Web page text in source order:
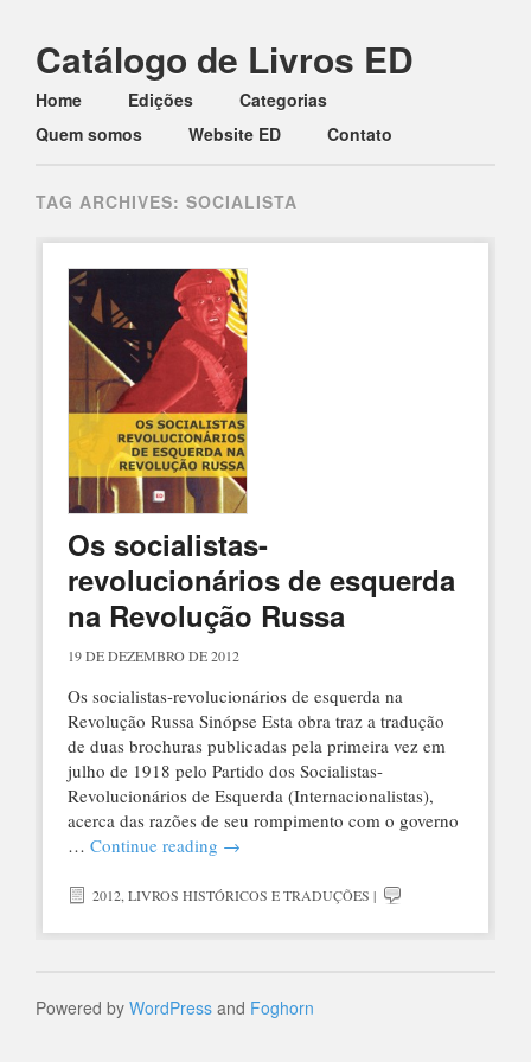
Catálogo de Livros ED
Main menu
Skip to content
Home Edições
Categorias
Quem somos
Website ED Contato
TAG ARCHIVES: SOCIALISTA
Os socialistas-
revolucionários de esquerda
na Revolução Russa
19 DE DEZEMBRO DE 2012
Os socialistas-revolucionários de esquerda na
Revolução Russa Sinópse Esta obra traz a tradução
de duas brochuras publicadas pela primeira vez em
julho de 1918 pelo Partido dos Socialistas-
Revolucionários de Esquerda (Internacionalistas),
acerca das razões de seu rompimento com o governo
… Continue reading →
2012,LIVROS HISTÓRICOS E TRADUÇÕES |
Powered by WordPress and Foghorn